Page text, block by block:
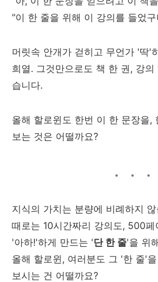
"이 한 줄을 위해 이 강의를 들었구
머릿속 안개가 걷히고 무언가 '딱'
희열. 그것만으로도 책 한 권, 강
습니다.
올해 할로윈도 한번 이 한 문장을,
보는 것은 어떨까요?
지식의 가치는 분량에 비례하지 않
때로는 10시간짜리 강의도, 500페
'아하!'하게 만드는 '단 한 줄'을 위
올해 할로윈, 여러분도 그 '한 줄'
보시는 건 어떨까요?